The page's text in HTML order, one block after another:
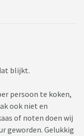
blijkt.
persoon te koken,
ook niet en
of noten doen wij
geworden. Gelukkig